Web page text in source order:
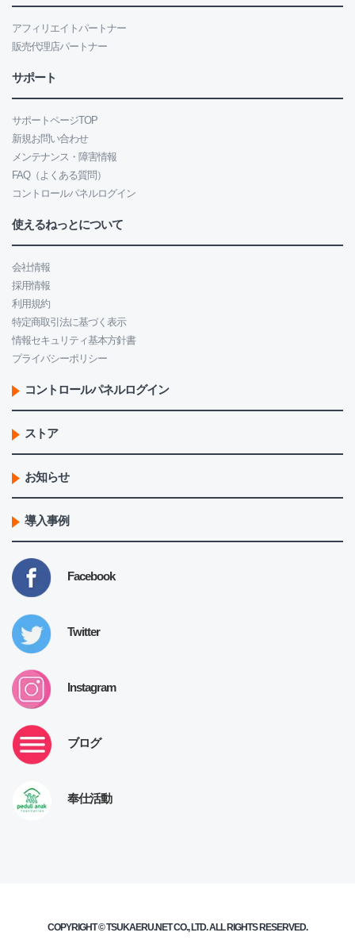
アフィリエイトパートナー
販売代理店パートナー
サポート
サポートページTOP
新規お問い合わせ
メンテナンス・障害情報
FAQ（よくある質問）
コントロールパネルログイン
使えるねっとについて
会社情報
採用情報
利用規約
特定商取引法に基づく表示
情報セキュリティ基本方針書
プライバシーポリシー
コントロールパネルログイン
ストア
お知らせ
導入事例
Facebook
Twitter
Instagram
ブログ
奉仕活動
COPYRIGHT ©TSUKAERU.NETCO., LTD. ALL RIGHTS RESERVED.